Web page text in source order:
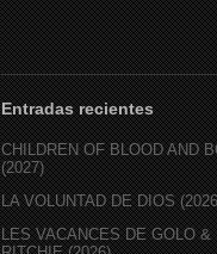
Entradas recientes
CHILDREN OF BLOOD AND
(2027)
LA VOLUNTAD DE DIOS
LES VACANCES DE GOLO &